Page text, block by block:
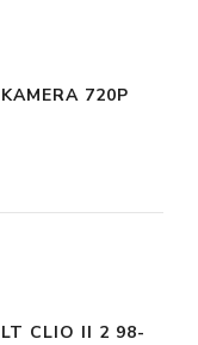
720P
CLIO II 2 98-